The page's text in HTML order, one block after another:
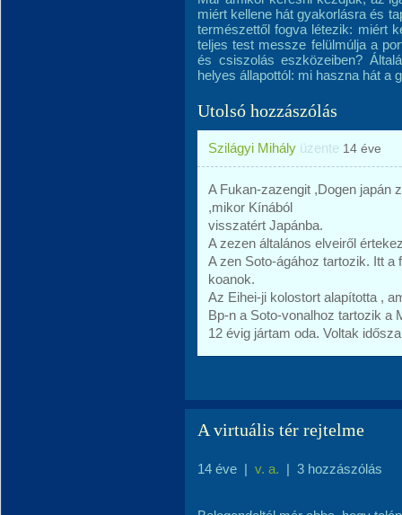
miért kellene hát gyakorlásra és
természettől fogva létezik: miért
teljes test messze felülmúlja a
és csiszolás eszközeiben?
helyes állapottól: mi haszna hát a
Utolsó hozzászólás
Szilágyi Mihály üzente 14 éve
A Fukan-zazengit ,Dogen japán
,mikor Kínából
visszatért Japánba.
A zezen általános elveiről
A zen Soto-ágához tartozik. Itt
koanok.
Az Eihei-ji kolostort alapította ,
Bp-n a Soto-vonalhoz tartozik a
12 évig jártam oda. Voltak
A virtuális tér rejtelme
14 éve | v. a. | 3 hozzászólás